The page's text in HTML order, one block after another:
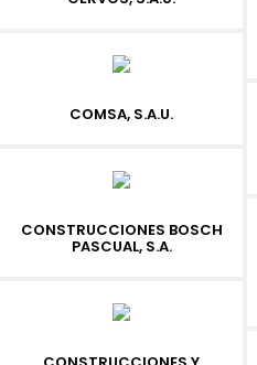
COMSA, S.A.U.
CONSTRUCCIONES BOSCH
PASCUAL, S.A.